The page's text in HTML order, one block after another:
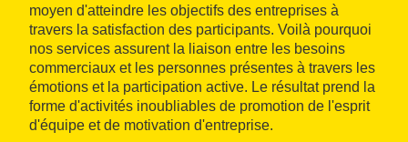
moyen d'atteindre les objectifs des entreprises à
travers la satisfaction des participants. Voilà pourquoi
nos services assurent la liaison entre les besoins
commerciaux et les personnes présentes à travers les
émotions et la participation active. Le résultat prend la
forme d'activités inoubliables de promotion de l'esprit
d'équipe et de motivation d'entreprise.